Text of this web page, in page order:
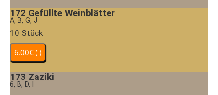
172 Gefüllte Weinblätter
A, B, G, J
10 Stück
173 Zaziki
6, B, D, I